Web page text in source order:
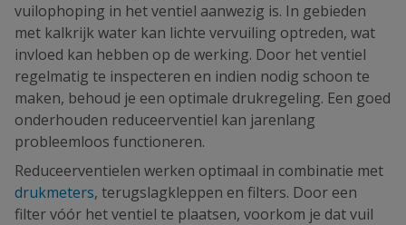
vuilophoping in het ventiel aanwezig is. In gebieden
met kalkrijk water kan lichte vervuiling optreden, wat
invloed kan hebben op de werking. Door het ventiel
regelmatig te inspecteren en indien nodig schoon te
maken, behoud je een optimale drukregeling. Een goed
onderhouden reduceerventiel kan jarenlang
probleemloos functioneren.
Reduceerventielen werken optimaal in combinatie met
drukmeters, terugslagkleppen en filters. Door een
filter vóór het ventiel te plaatsen, voorkom je dat vuil